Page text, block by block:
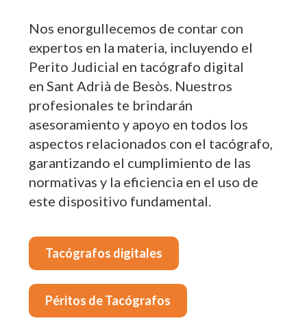
Nos enorgullecemos de contar con
expertos en la materia, incluyendo el
Perito Judicial en tacógrafo digital
en Sant Adrià de Besòs. Nuestros
profesionales te brindarán
asesoramiento y apoyo en todos los
aspectos relacionados con el tacógrafo,
garantizando el cumplimiento de las
normativas y la eficiencia en el uso de
este dispositivo fundamental.
Tacógrafos digitales
Péritos de Tacógrafos